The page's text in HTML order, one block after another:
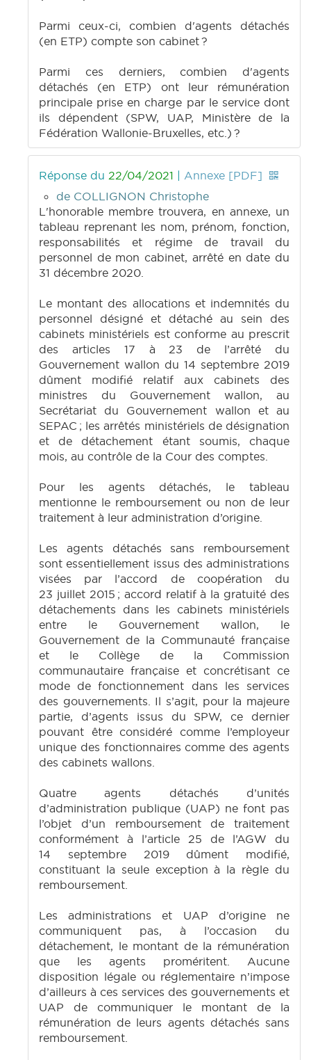
Parmi ceux-ci, combien d'agents détachés
(en ETP) compte son cabinet ?
Parmi ces derniers, combien d'agents
détachés (en ETP) ont leur rémunération
principale prise en charge par le service dont
ils dépendent (SPW, UAP, Ministère de la
Fédération Wallonie-Bruxelles, etc.) ?
Réponse du 22/04/2021 | Annexe [PDF]
de COLLIGNON Christophe
L'honorable membre trouvera, en annexe, un
tableau reprenant les nom, prénom, fonction,
responsabilités et régime de travail du
personnel de mon cabinet, arrêté en date du
31 décembre 2020.
Le montant des allocations et indemnités du
personnel désigné et détaché au sein des
cabinets ministériels est conforme au prescrit
des articles 17 à 23 de l’arrêté du
Gouvernement wallon du 14 septembre 2019
dûment modifié relatif aux cabinets des
ministres du Gouvernement wallon, au
Secrétariat du Gouvernement wallon et au
SEPAC ; les arrêtés ministériels de désignation
et de détachement étant soumis, chaque
mois, au contrôle de la Cour des comptes.
Pour les agents détachés, le tableau
mentionne le remboursement ou non de leur
traitement à leur administration d’origine.
Les agents détachés sans remboursement
sont essentiellement issus des administrations
visées par l’accord de coopération du
23 juillet 2015 ; accord relatif à la gratuité des
détachements dans les cabinets ministériels
entre le Gouvernement wallon, le
Gouvernement de la Communauté française
et le Collège de la Commission
communautaire française et concrétisant ce
mode de fonctionnement dans les services
des gouvernements. Il s’agit, pour la majeure
partie, d’agents issus du SPW, ce dernier
pouvant être considéré comme l’employeur
unique des fonctionnaires comme des agents
des cabinets wallons.
Quatre agents détachés d’unités
d’administration publique (UAP) ne font pas
l’objet d’un remboursement de traitement
conformément à l’article 25 de l’AGW du
14 septembre 2019 dûment modifié,
constituant la seule exception à la règle du
remboursement.
Les administrations et UAP d’origine ne
communiquent pas, à l’occasion du
détachement, le montant de la rémunération
que les agents proméritent. Aucune
disposition légale ou réglementaire n’impose
d’ailleurs à ces services des gouvernements et
UAP de communiquer le montant de la
rémunération de leurs agents détachés sans
remboursement.